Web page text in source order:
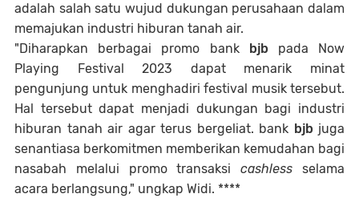
adalah salah satu wujud dukungan perusahaan dalam
memajukan industri hiburan tanah air.
"Diharapkan berbagai promo bank
bjb pada Now
Playing Festival 2023 dapat menarik minat
pengunjung untuk menghadiri festival musik tersebut.
Hal tersebut dapat menjadi dukungan bagi industri
hiburan tanah air agar terus bergeliat. bank bjb juga
senantiasa berkomitmen memberikan kemudahan bagi
nasabah melalui promo transaksicashlessselama
acara berlangsung," ungkap Widi. ****